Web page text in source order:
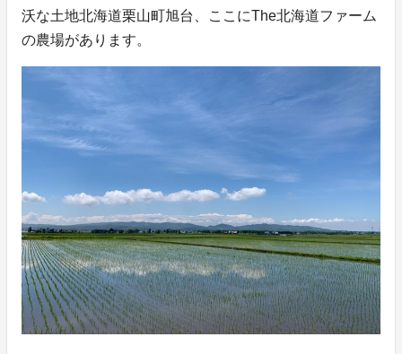
沃な土地北海道栗山町旭台、ここにThe北海道ファーム
の農場があります。